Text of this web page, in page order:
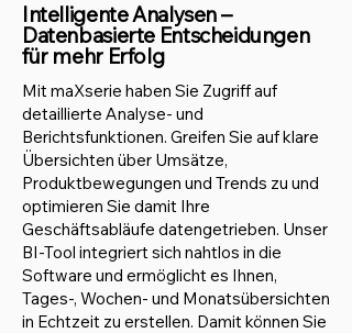
Intelligente Analysen –
Datenbasierte Entscheidungen
für mehr Erfolg
Mit maXserie haben Sie Zugriff auf
detaillierte Analyse- und
Berichtsfunktionen. Greifen Sie auf klare
Übersichten über Umsätze,
Produktbewegungen und Trends zu und
optimieren Sie damit Ihre
Geschäftsabläufe datengetrieben. Unser
BI-Tool integriert sich nahtlos in die
Software und ermöglicht es Ihnen,
Tages-, Wochen- und Monatsübersichten
in Echtzeit zu erstellen. Damit können Sie